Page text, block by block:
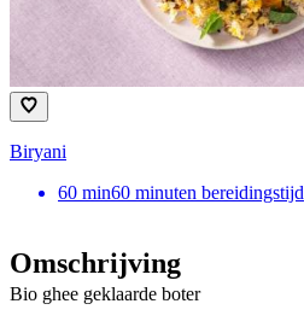
Biryani
60 min60 minuten bereidingstijd
Omschrijving
Bio ghee geklaarde boter